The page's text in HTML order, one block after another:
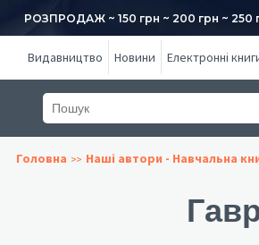
РОЗПРОДАЖ ~ 150 грн ~ 200 грн ~
Видавництво Новини Електронні
Головна Наші автори - Навчальна